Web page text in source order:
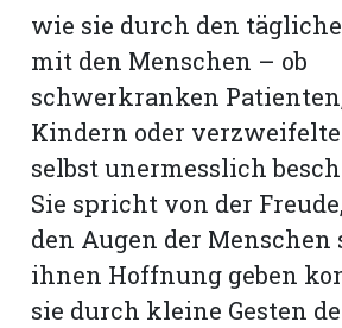
wie sie durch den
mit den Menschen – ob
schwerkranken
Kindern oder
selbst unermesslich
Sie spricht von der
den Augen der Menschen
ihnen Hoffnung geben
sie durch kleine Gesten